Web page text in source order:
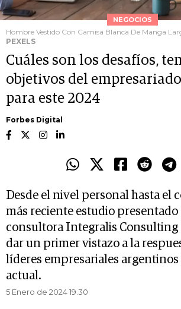
NEGOCIOS
Hombre Vestido Con Camisa Blanca De Manga
PEXELS
Cuáles son los desafíos,
objetivos del
para este 2024
Forbes Digital
Desde el nivel personal hasta el
más reciente estudio presentado
consultora Integralis Consulting
dar un primer vistazo a la
líderes empresariales
actual.
5 Enero de 2024 19.30